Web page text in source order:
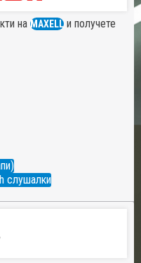
на MAXELL и получете
слушалки